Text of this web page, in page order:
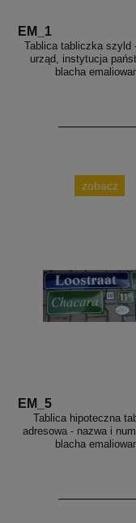
EM_1
Tablica tabliczka szyld
urząd, instytucja
blacha
zobacz
EM_5
Tablica hipoteczna
adresowa - nazwa i
blacha